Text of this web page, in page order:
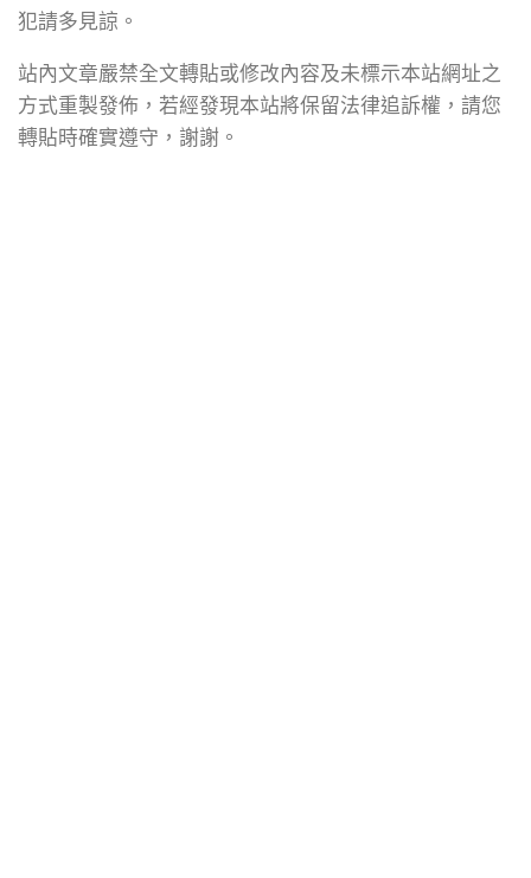
犯請多見諒。
站內文章嚴禁全文轉貼或修改內容及未標示本站網址之
方式重製發佈，若經發現本站將保留法律追訴權，請您
轉貼時確實遵守，謝謝。